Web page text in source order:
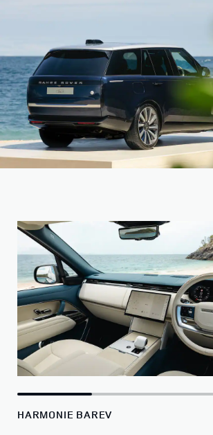
HARMONIE BAREV